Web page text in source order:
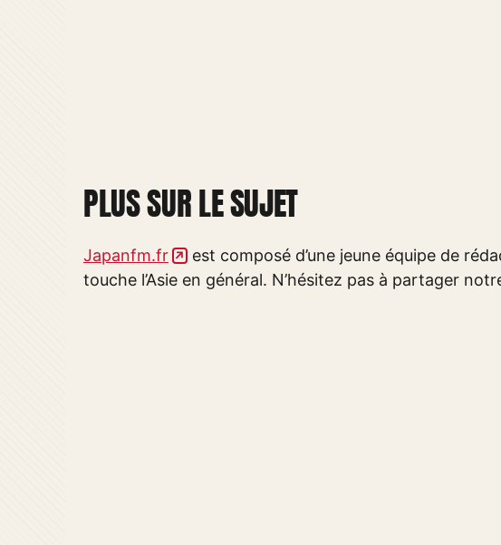
PLUS SUR LE SUJET
Japanfm.fr
est composé d’une jeune équipe de
touche l’Asie en général. N’hésitez pas à partager